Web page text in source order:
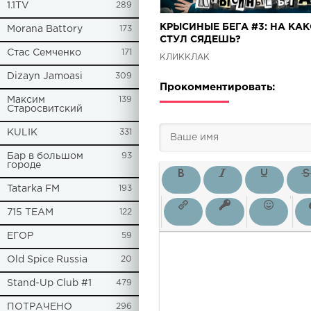
1.1TV 289
Morana Battory 173
Стас Семченко 171
Dizayn Jamoasi 309
Максим
Старосвитский
139
KULIK 331
Бар в большом
городе
93
Tatarka FM 193
715 TEAM 122
ЕГОР 59
Old Spice Russia 20
Stand-Up Club #1 479
ПОТРАЧЕНО 296
КРЫСИНЫЕ БЕГА #3: НА
СТУЛ СЯДЕШЬ?
КЛИККЛАК
Прокомментировать: